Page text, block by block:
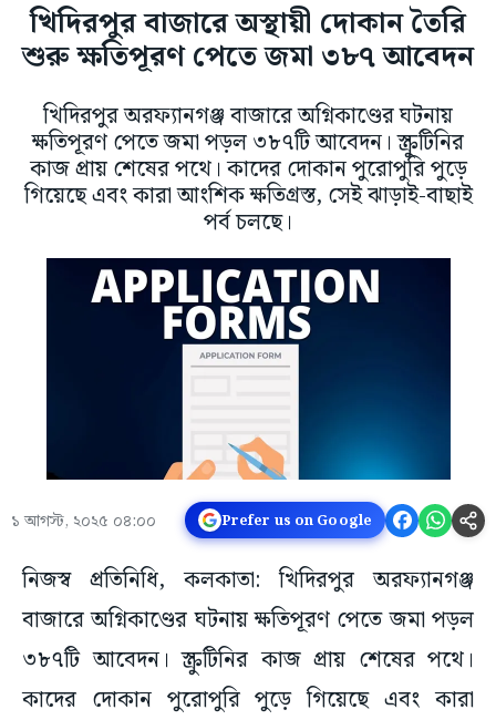
খিদিরপুর বাজারে অস্থায়ী দোকান তৈরি
শুরু ক্ষতিপূরণ পেতে জমা ৩৮৭ আবেদন
খিদিরপুর অরফ্যানগঞ্জ বাজারে অগ্নিকাণ্ডের ঘটনায়
ক্ষতিপূরণ পেতে জমা পড়ল ৩৮৭টি আবেদন। স্ক্রুটিনির
কাজ প্রায় শেষের পথে। কাদের দোকান পুরোপুরি পুড়ে
গিয়েছে এবং কারা আংশিক ক্ষতিগ্রস্ত, সেই ঝাড়াই-বাছাই
পর্ব চলছে।
১ আগস্ট, ২০২৫ ০৪:০০ Prefer us on Google
নিজস্ব প্রতিনিধি, কলকাতা: খিদিরপুর অরফ্যানগঞ্জ
বাজারে অগ্নিকাণ্ডের ঘটনায় ক্ষতিপূরণ পেতে জমা পড়ল
৩৮৭টি আবেদন। স্ক্রুটিনির কাজ প্রায় শেষের পথে।
কাদের দোকান পুরোপুরি পুড়ে গিয়েছে এবং কারা